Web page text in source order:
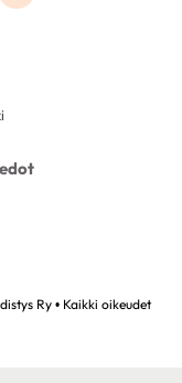
Ry • Kaikki oikeudet